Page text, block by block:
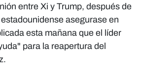
entre Xi y Trump, después de
asegurase en
esta mañana que el líder
para la reapertura del